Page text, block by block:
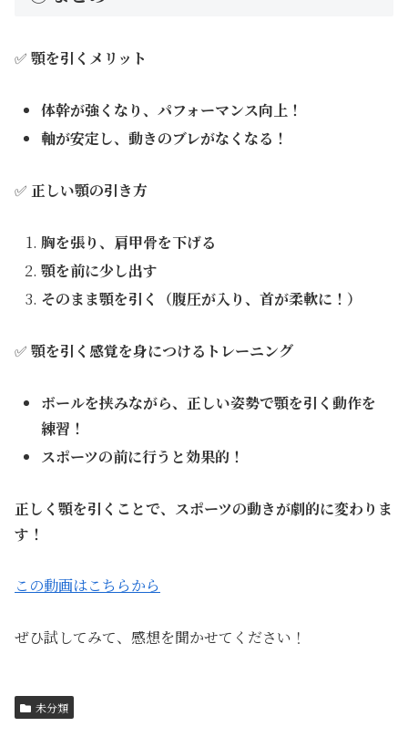
✅ 顎を引くメリット
体幹が強くなり、パフォーマンス向上！
軸が安定し、動きのブレがなくなる！
✅ 正しい顎の引き方
胸を張り、肩甲骨を下げる
顎を前に少し出す
そのまま顎を引く（腹圧が入り、首が柔軟に！）
✅ 顎を引く感覚を身につけるトレーニング
ボールを挟みながら、正しい姿勢で顎を引く動作を
練習！
スポーツの前に行うと効果的！
正しく顎を引くことで、スポーツの動きが劇的に変わりま
す！
この動画はこちらから
ぜひ試してみて、感想を聞かせてください！
未分類